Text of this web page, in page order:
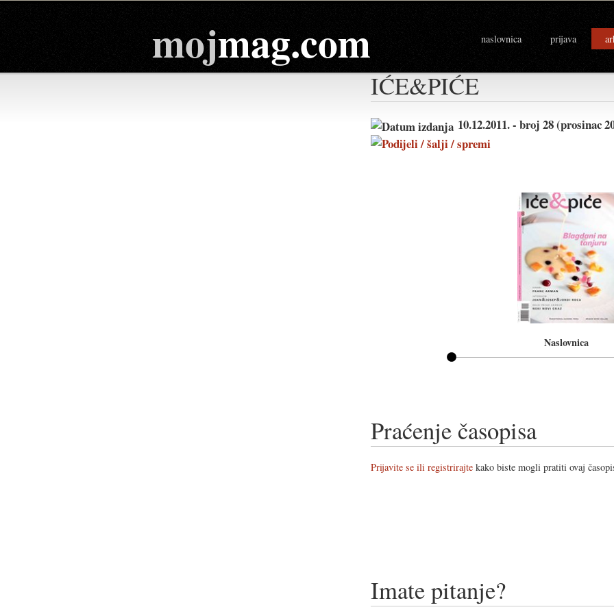
mojmag.com naslovnica prijava
IĆE&PIĆE
10.12.2011. - broj 28 (prosinac
Naslovnica
Praćenje časopisa
Prijavite se ili registrirajte kako biste mogli pratiti ovaj
Imate pitanje?